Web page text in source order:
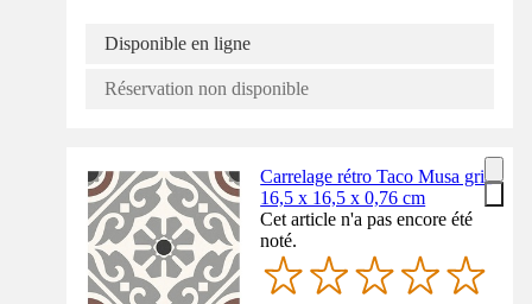
Disponible en ligne
Réservation non disponible
Carrelage rétro Taco Musa gris
16,5 x 16,5 x 0,76 cm
Cet article n'a pas encore été
noté.